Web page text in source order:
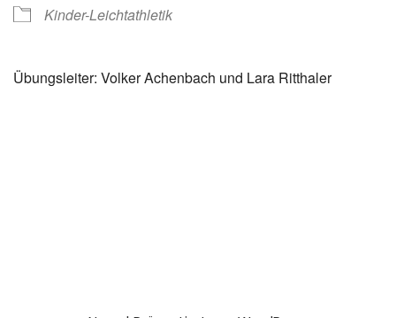
Kinder-Leichtathletik
Übungsleiter: Volker Achenbach und Lara Ritthaler